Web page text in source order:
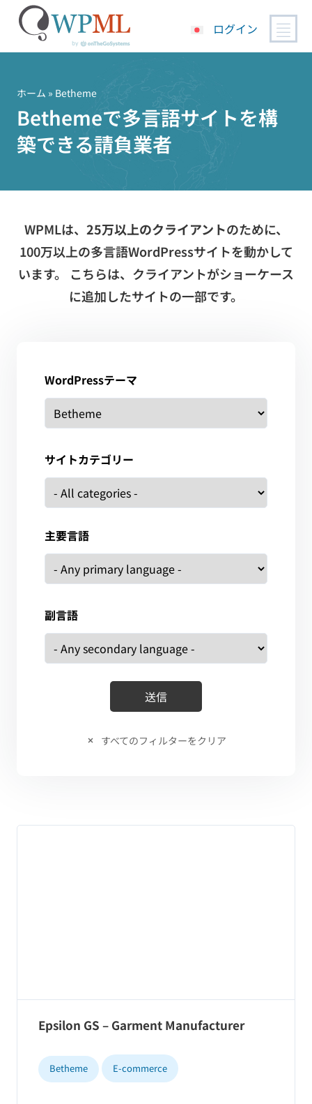
ッ
ログイン
ホーム » Betheme
Bethemeで多言語サイトを構
築できる請負業者
WPMLは、 25万以上のクライアントのために、
100万以上の多言語WordPressサイトを動かして
います。 こちらは、クライアントがショーケース
に追加したサイトの一部です。
WordPressテーマ
サイトカテゴリー
主要言語
副言語
すべてのフィルターをクリア
Epsilon GS – Garment Manufacturer
Betheme E-commerce